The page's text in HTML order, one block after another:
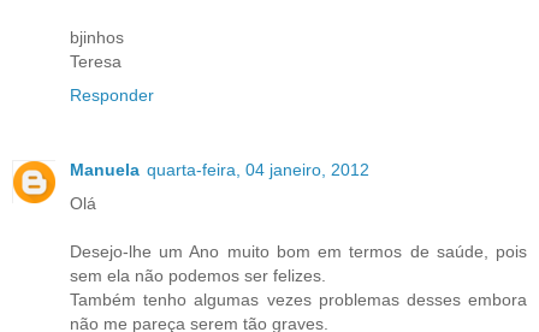
bjinhos
Teresa
Responder
Manuela quarta-feira, 04 janeiro, 2012
Olá
Desejo-lhe um Ano muito bom em termos de saúde, pois
sem ela não podemos ser felizes.
Também tenho algumas vezes problemas desses embora
não me pareça serem tão graves.